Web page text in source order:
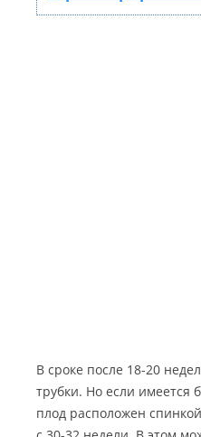
В сроке после 18-20
трубки. Но если
плод расположен